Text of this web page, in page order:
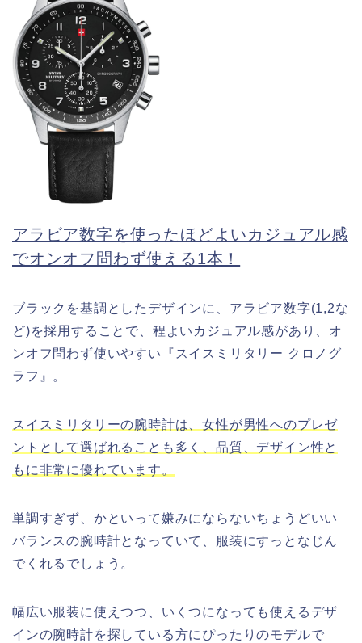
アラビア数字を使ったほどよいカジュアル感
でオンオフ問わず使える1本！
ブラックを基調としたデザインに、アラビア数字(1,2な
ど)を採用することで、程よいカジュアル感があり、オ
ンオフ問わず使いやすい『スイスミリタリー クロノグ
ラフ』。
スイスミリタリーの腕時計は、女性が男性へのプレゼ
ントとして選ばれることも多く、品質、デザイン性と
もに非常に優れています。
単調すぎず、かといって嫌みにならないちょうどいい
バランスの腕時計となっていて、服装にすっとなじん
でくれるでしょう。
幅広い服装に使えつつ、いくつになっても使えるデザ
インの腕時計を探している方にぴったりのモデルで